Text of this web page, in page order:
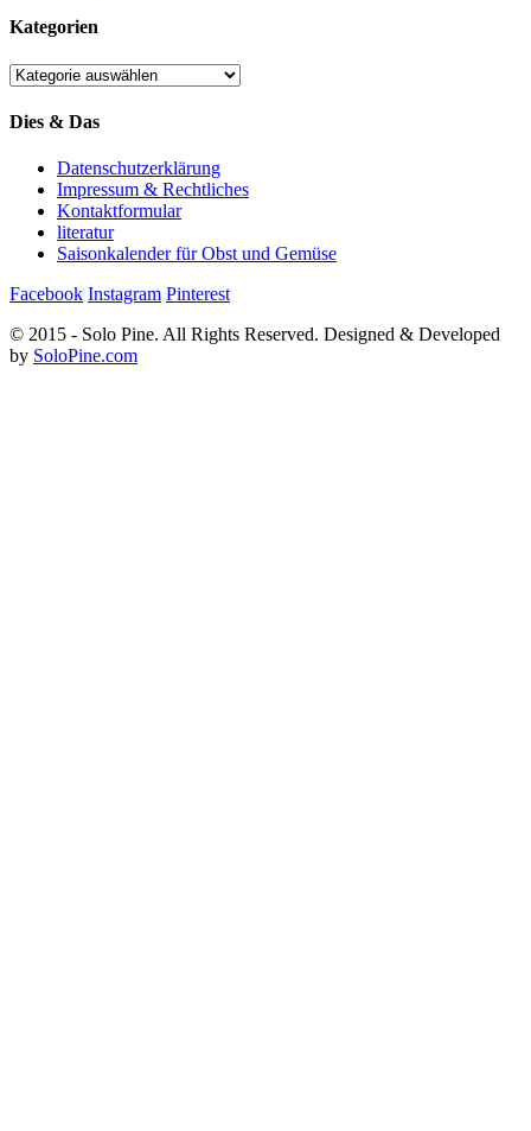
Kategorien
Kategorien
Dies & Das
Datenschutzerklärung
Impressum & Rechtliches
Kontaktformular
literatur
Saisonkalender für Obst und Gemüse
Facebook Instagram Pinterest
© 2015 - Solo Pine. All Rights Reserved. Designed & Developed
by SoloPine.com